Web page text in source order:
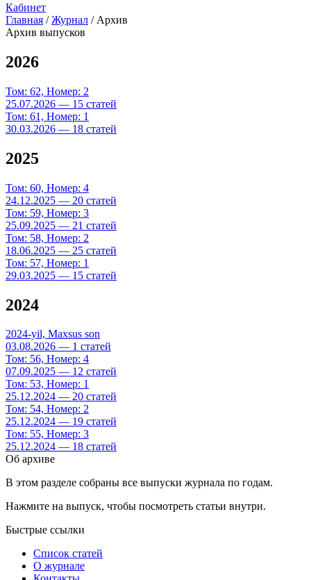
Кабинет
Главная / Журнал / Архив
Архив выпусков
2026
Том: 62, Номер: 2
25.07.2026 — 15 статей
Том: 61, Номер: 1
30.03.2026 — 18 статей
2025
Том: 60, Номер: 4
24.12.2025 — 20 статей
Том: 59, Номер: 3
25.09.2025 — 21 статей
Том: 58, Номер: 2
18.06.2025 — 25 статей
Том: 57, Номер: 1
29.03.2025 — 15 статей
2024
2024-yil, Maxsus son
03.08.2026 — 1 статей
Том: 56, Номер: 4
07.09.2025 — 12 статей
Том: 53, Номер: 1
25.12.2024 — 20 статей
Том: 54, Номер: 2
25.12.2024 — 19 статей
Том: 55, Номер: 3
25.12.2024 — 18 статей
Об архиве
В этом разделе собраны все выпуски журнала по годам.
Нажмите на выпуск, чтобы посмотреть статьи внутри.
Быстрые ссылки
Список статей
О журнале